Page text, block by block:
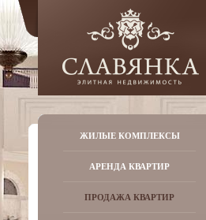
ЖИЛЫЕ КОМПЛЕКСЫ
АРЕНДА КВАРТИР
ПРОДАЖА КВАРТИР